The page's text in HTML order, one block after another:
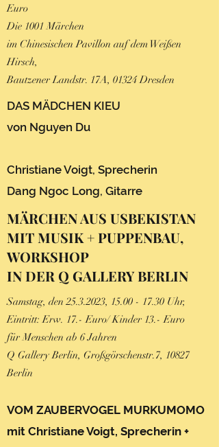
Euro
Die 1001 Märchen
im Chinesischen Pavillon auf dem Weißen
Hirsch,
Bautzener Landstr. 17A, 01324 Dresden
DAS MÄDCHEN KIEU
von Nguyen Du
Christiane Voigt, Sprecherin
Dang Ngoc Long, Gitarre
MÄRCHEN AUS USBEKISTAN
MIT MUSIK + PUPPENBAU,
WORKSHOP
IN DER Q GALLERY BERLIN
Samstag, den25.3.2023, 15.00 - 17.30 Uhr,
Eintritt: Erw. 17.- Euro/ Kinder 13.- Euro
für Menschen ab 6 Jahren
Q Gallery Berlin, Großgörschenstr.7, 10827
Berlin
VOM ZAUBERVOGEL MURKUMOMO
mit Christiane Voigt, Sprecherin +